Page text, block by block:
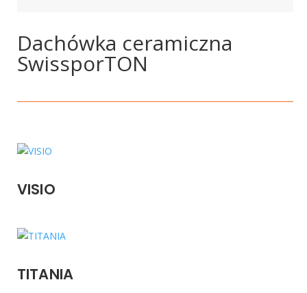
Dachówka ceramiczna
SwissporTON
VISIO
TITANIA